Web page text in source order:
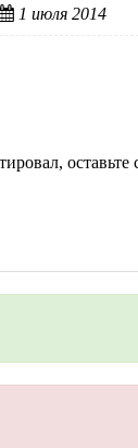
1 июля 2014
оставьте